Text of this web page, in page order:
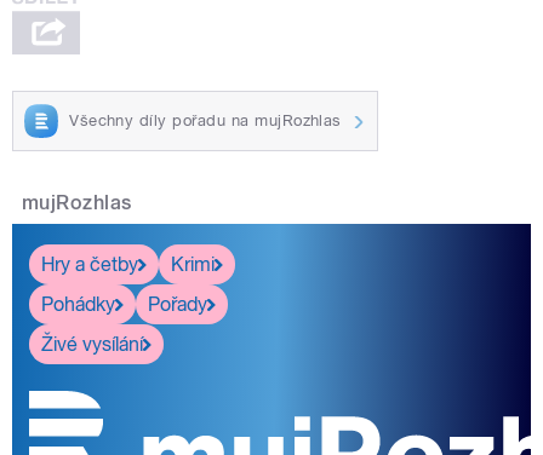
Všechny díly pořadu na mujRozhlas
mujRozhlas
Hry a četby
Krimi
Pohádky
Pořady
Živé vysílání